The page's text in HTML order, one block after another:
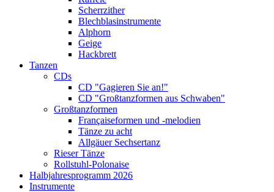
Scherrzither
Blechblasinstrumente
Alphorn
Geige
Hackbrett
Tanzen
CDs
CD "Gagieren Sie an!"
CD "Großtanzformen aus Schwaben"
Großtanzformen
Françaiseformen und -melodien
Tänze zu acht
Allgäuer Sechsertanz
Rieser Tänze
Rollstuhl-Polonaise
Halbjahresprogramm 2026
Instrumente